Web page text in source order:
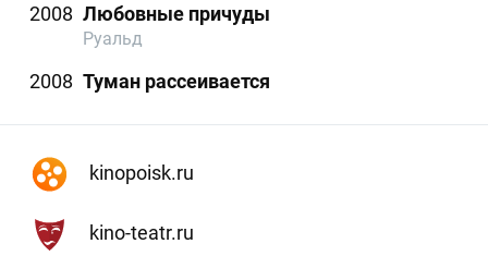
2008 Любовные причуды
Руальд
2008 Туман рассеивается
kinopoisk.ru
kino-teatr.ru